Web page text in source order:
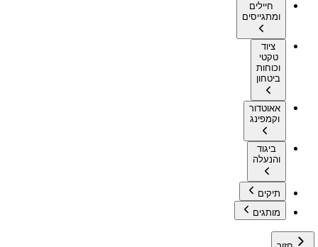
חיילים
ומתגייסים
ציוד
טקטי
וכוחות
ביטחון
אאוטדור
וקמפינג
ביגוד
והנעלה
תיקים
מותגים